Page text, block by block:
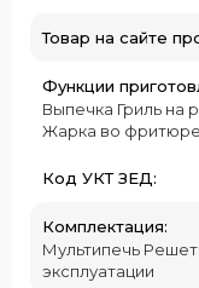
Товар на сайте
Функции
Выпечка Гриль на
Жарка во
Код УКТ ЗЕД:
Комплектация:
Мультипечь
эксплуатации